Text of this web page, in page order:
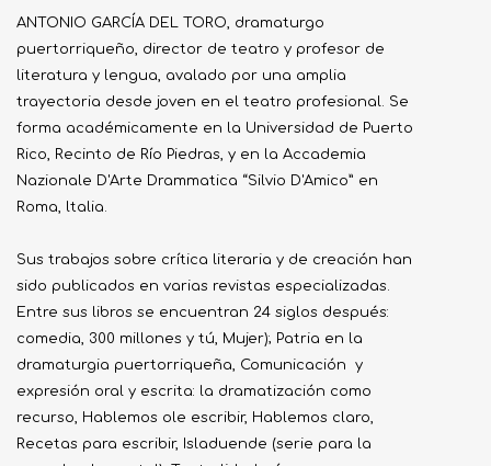
ANTONIO GARCÍA DEL TORO, dramaturgo
puertorriqueño, director de teatro y profesor de
literatura y lengua, avalado por una amplia
trayectoria desde joven en el teatro profesional. Se
forma académicamente en la Universidad de Puerto
Rico, Recinto de Río Piedras, y en la Accademia
Nazionale D'Arte Drammatica “Silvio D'Amico” en
Roma, ltalia.
Sus trabajos sobre crítica literaria y de creación han
sido publicados en varias revistas especializadas.
Entre sus libros se encuentran 24 siglos después:
comedia, 300 millones y tú, Mujer); Patria en la
dramaturgia puertorriqueña, Comunicación y
expresión oral y escrita: la dramatización como
recurso, Hablemos ole escribir, Hablemos claro,
Recetas para escribir, Isladuende (serie para la